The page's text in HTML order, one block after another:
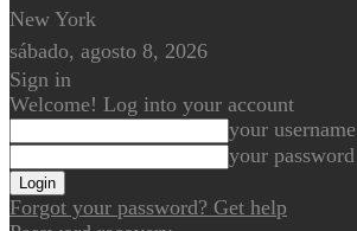
New York
sábado, agosto 8, 2026
Sign in
Welcome! Log into your account
your username
your password
Forgot your password? Get help